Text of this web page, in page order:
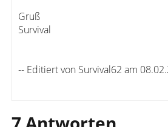
Gruß
Survival
-- Editiert von Survival62 am